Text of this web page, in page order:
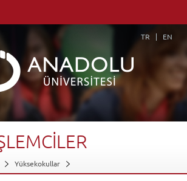
TR EN
Yüksekokullar